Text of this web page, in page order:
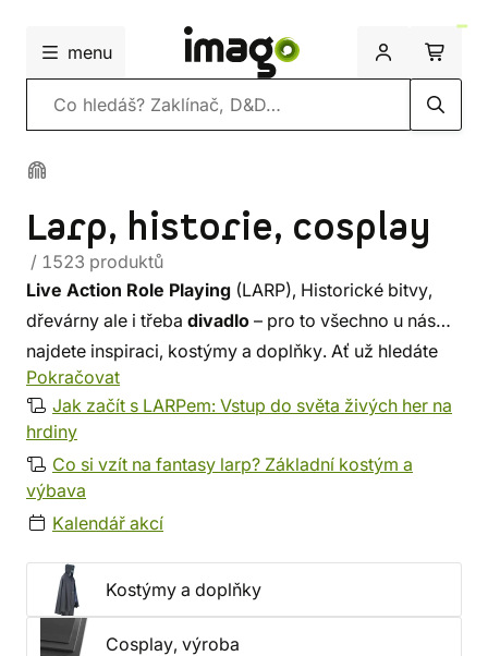
menu
Vyhledávání
Larp, historie, cosplay
/ 1523 produktů
Live Action Role Playing (LARP), Historické bitvy,
dřevárny ale i třeba divadlo – pro to všechno u nás
najdete inspiraci, kostýmy a doplňky. Ať už hledáte
látku, kůži nebo železo, v naší nabídce se najde něco
pro každého. Vylepšete svůj kostým jedinečným
doplňkem z
od hlavy až k patě.
Pokračovat
Jak začít s LARPem: Vstup do světa živých her na
hrdiny
Co si vzít na fantasy larp? Základní kostým a
výbava
Kalendář akcí
Kostýmy a doplňky
Cosplay, výroba